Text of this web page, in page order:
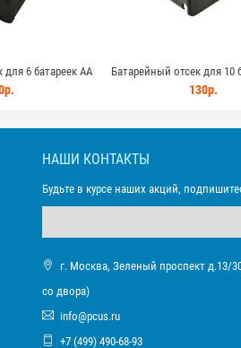
6 батареек AA
Батарейный отсек для 10
(разъем типа
130р.
НАШИ КОНТАКТЫ
Будьте в курсе наших акций,
г. Москва, Зеленый проспект д.13/
со двора)
info@pcus.ru
+7 (499) 490-68-93